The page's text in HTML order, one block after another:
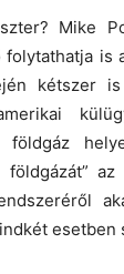
Mike
is
kétszer
földgázát”
esetben